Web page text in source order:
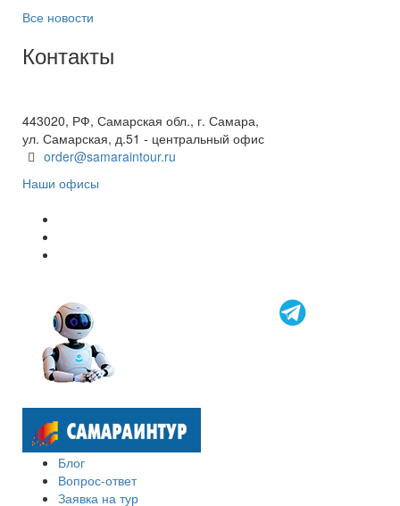
Все новости
Контакты
443020, РФ, Самарская обл., г. Самара,
ул. Самарская, д.51 - центральный офис
order@samaraintour.ru
Наши офисы
Блог
Вопрос-ответ
Заявка на тур